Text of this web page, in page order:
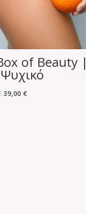
of Beauty |
Original
39,00 €